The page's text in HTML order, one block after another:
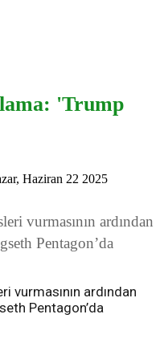
'Trump
Haziran 22 2025
vurmasının ardından
Pentagon’da
vurmasının ardından
Pentagon’da